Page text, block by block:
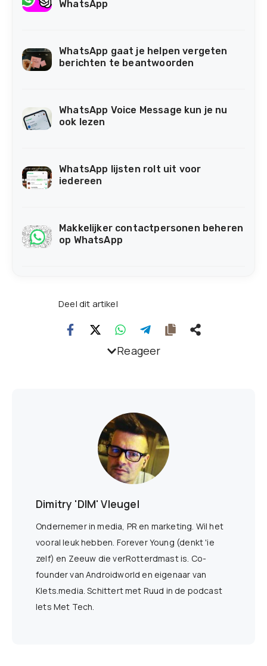
WhatsApp
WhatsApp gaat je helpen vergeten
berichten te beantwoorden
WhatsApp Voice Message kun je nu
ook lezen
WhatsApp lijsten rolt uit voor
iedereen
Makkelijker contactpersonen beheren
op WhatsApp
Deel dit artikel
Reageer
Dimitry 'DIM' Vleugel
Ondernemer in media, PR en marketing. Wil het
vooral leuk hebben. Forever Young (denkt 'ie
zelf) en Zeeuw die verRotterdmast is. Co-
founder van Androidworld en eigenaar van
Klets.media. Schittert met Ruud in de podcast
Iets Met Tech.